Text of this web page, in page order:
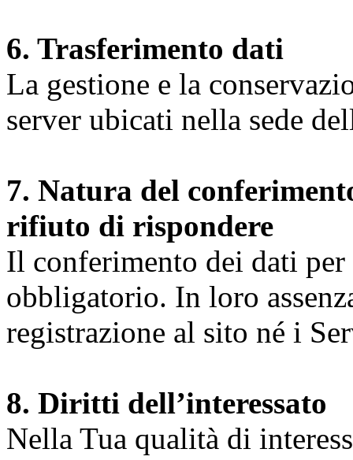
6. Trasferimento dati
La gestione e la
server ubicati nella sede
7. Natura del
rifiuto di rispondere
Il conferimento dei dati
obbligatorio. In loro
registrazione al sito né i
8. Diritti dell’interessato
Nella Tua qualità di